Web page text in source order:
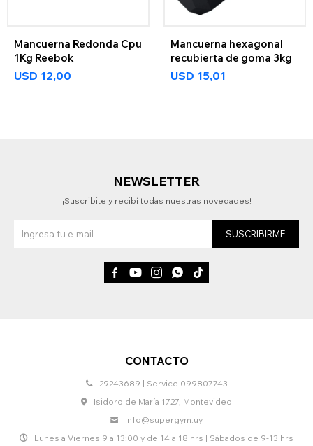
Mancuerna Redonda Cpu
1Kg Reebok
USD 12,00
Mancuerna hexagonal
recubierta de goma 3kg
USD 15,01
CONTACTO
29243689 | Service 099807743
Isidoro de María 1727, Montevideo
info@supergym.uy
Lunes a Viernes 9 a 13:00 y de 14 a 18 hrs | Sábados de 9-13 hrs
NEWSLETTER
¡Suscribite y recibí todas nuestras novedades!
SUSCRIBIRME
    